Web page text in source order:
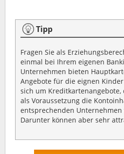
Tipp
Fragen Sie als
einmal bei Ihrem eigenen
Unternehmen bieten
Angebote für die eignen
sich um
als Voraussetzung die
entsprechenden Unternehmen
Darunter können aber sehr